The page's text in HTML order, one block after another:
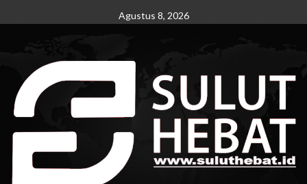
to
Agustus 8, 2026